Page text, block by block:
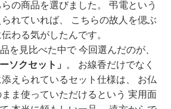
の商品を選びました。 弔電という
れていれば、 こちらの故人を偲ぶ
わる気がしたんです。
を見比べた中で 今回選んだのが、
ソクセット」
。 お線香だけでなく
えられているセット仕様は、 お仏
ま使っていただけるという 実用面